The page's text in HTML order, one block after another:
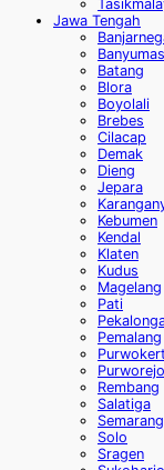
Jawa Tengah
Banyumas
Batang
Blora
Boyolali
Brebes
Cilacap
Demak
Dieng
Jepara
Kebumen
Kendal
Klaten
Kudus
Magelang
Pati
Pemalang
Purworejo
Rembang
Salatiga
Semarang
Solo
Sragen